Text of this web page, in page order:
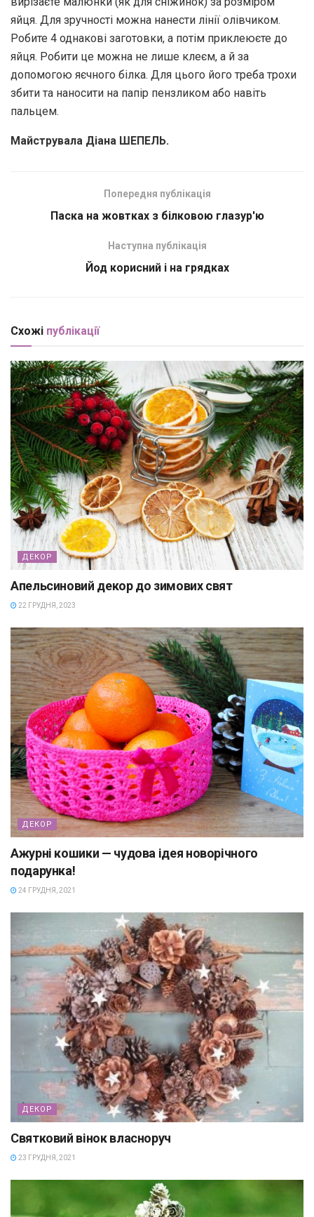
яйця. Для зручності можна нанести лінії олівчиком.
Робите 4 однакові заготовки, а потім приклеюєте до
яйця. Робити це можна не лише клеєм, а й за
допомогою яєчного білка. Для цього його треба трохи
збити та наносити на папір пензликом або навіть
пальцем.
Майструвала Діана ШЕПЕЛЬ.
Попередня публікація
Паска на жовтках з білковою глазур'ю
Наступна публікація
Йод корисний і на грядках
Схожі публікації
ДЕКОР
Апельсиновий декор до зимових свят
22 ГРУДНЯ, 2023
ДЕКОР
Ажурні кошики — чудова ідея новорічного
подарунка!
24 ГРУДНЯ, 2021
ДЕКОР
Святковий вінок власноруч
23 ГРУДНЯ, 2021